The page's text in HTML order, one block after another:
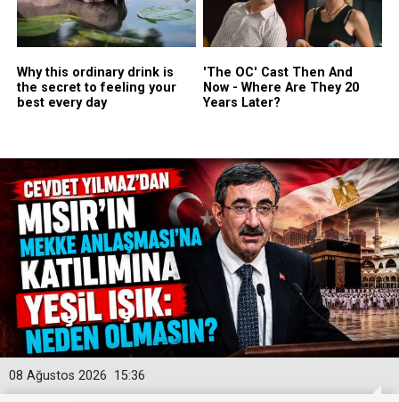
15:36
08 Ağustos 2026